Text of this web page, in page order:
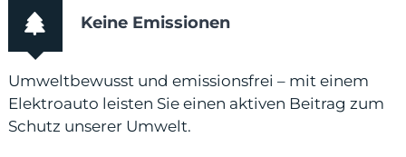
Keine Emissionen
Umweltbewusst und emissionsfrei – mit einem
Elektroauto leisten Sie einen aktiven Beitrag zum
Schutz unserer Umwelt.